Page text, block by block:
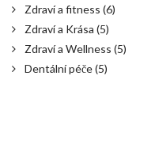
Zdraví a fitness (6)
Zdraví a Krása (5)
Zdraví a Wellness (5)
Dentální péče(5)